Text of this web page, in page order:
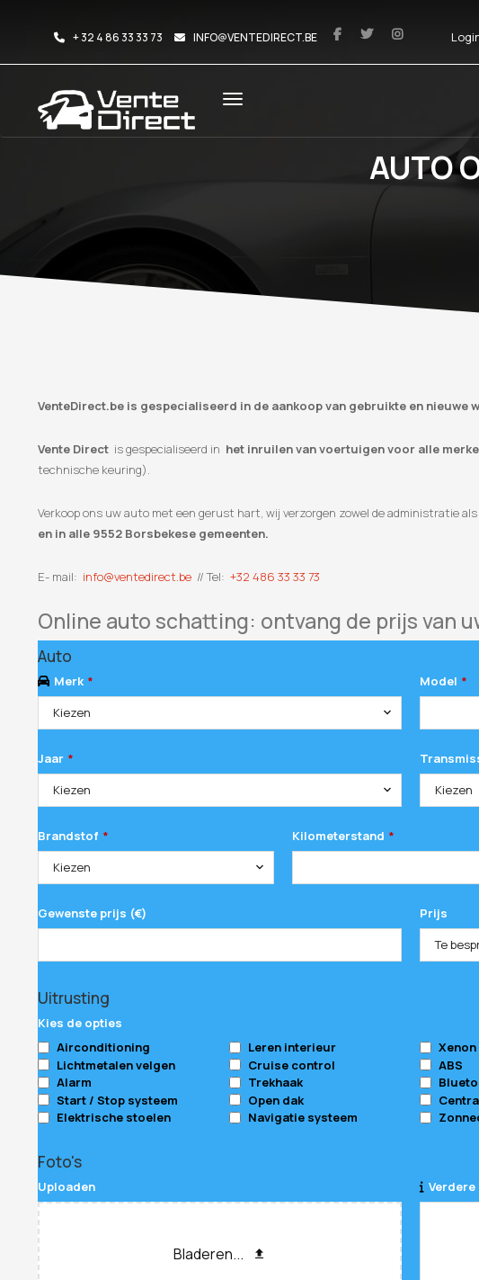
+ 32 4 86 33 33 73 INFO@VENTEDIRECT.BE
AUTO
VenteDirect.be is gespecialiseerd in de aankoop van gebruikte en nieuwe
Vente Direct is gespecialiseerd in het inruilen van voertuigen voor alle
technische keuring).
Verkoop ons uw auto met een gerust hart, wij verzorgen zowel de administratie
en in alle 9552 Borsbekese gemeenten.
E- mail: info@ventedirect.be // Tel: +32 486 33 33 73
Online auto schatting: ontvang de prijs van
Auto
Merk *
Kiezen
Model *
Jaar *
Kiezen Kiezen
Brandstof *
Kiezen
Kilometerstand *
Gewenste prijs (€)
Prijs
Te
Uitrusting
Kies de opties
Airconditioning
Leren interieur
Lichtmetalen velgen
Cruise control ABS
Alarm
Trekhaak
Start / Stop systeem
Open dak
Elektrische stoelen
Navigatie systeem
Foto's
Uploaden
Bladeren...